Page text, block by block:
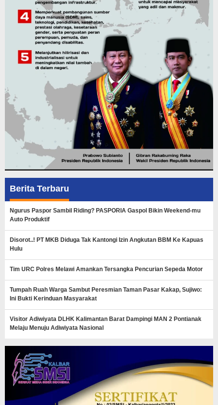
Berita Terbaru
Ngurus Paspor Sambil Riding? PASPORIA Gaspol Bikin Weekend-mu
Auto Produktif
Disorot..! PT MKB Diduga Tak Kantongi Izin Angkutan BBM Ke Kapuas
Hulu
Tim URC Polres Melawi Amankan Tersangka Pencurian Sepeda Motor
Tumpah Ruah Warga Sambut Peresmian Taman Pasar Kakap, Sujiwo:
Ini Bukti Kerinduan Masyarakat
Visitor Adiwiyata DLHK Kalimantan Barat Dampingi MAN 2 Pontianak
Melaju Menuju Adiwiyata Nasional